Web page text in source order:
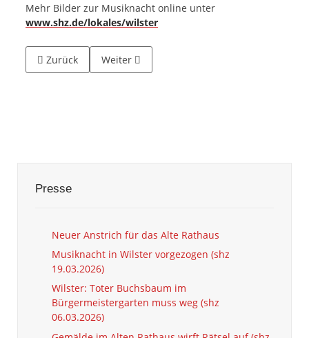
Mehr Bilder zur Musiknacht online unter
www.shz.de/lokales/wilster
Vorheriger Beitrag: Aktionstag zieht hunderte Besucher an
Zurück Nächster Beitrag: Live-Konzerte in den
Weiter
Presse
Neuer Anstrich für das Alte Rathaus
Musiknacht in Wilster vorgezogen (shz
19.03.2026)
Wilster: Toter Buchsbaum im
Bürgermeistergarten muss weg (shz
06.03.2026)